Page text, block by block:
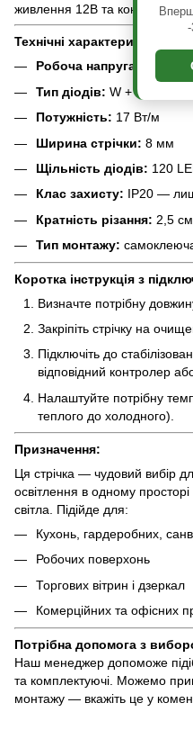
живлення 12В та контролера
Технічні характеристики:
Робоча напруга:
Тип діодів: W + WW + CW
Потужність: 17 Вт/м
Ширина стрічки: 8 мм
Щільність діодів: 120
Клас захисту: IP20 —
Кратність різання: 2,5
Тип монтажу:
Коротка інструкція з
Визначте потрібну
Закріпіть стрічку на
Підключіть до
відповідний контролер
Налаштуйте потрібну
теплого до холодного).
Призначення:
Ця стрічка — чудовий вибір
освітлення в одному
світла. Підійде для:
Кухонь, гардеробних,
Робочих поверхонь
Торгових вітрин і дзеркал
Комерційних та офісних
Потрібна допомога з
Наш менеджер допоможе
та комплектуючі. Можемо
монтажу — вкажіть це у